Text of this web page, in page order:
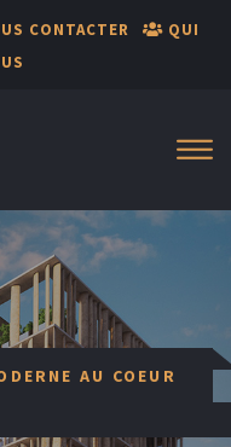
CONTACTER
QUI
AU COEUR